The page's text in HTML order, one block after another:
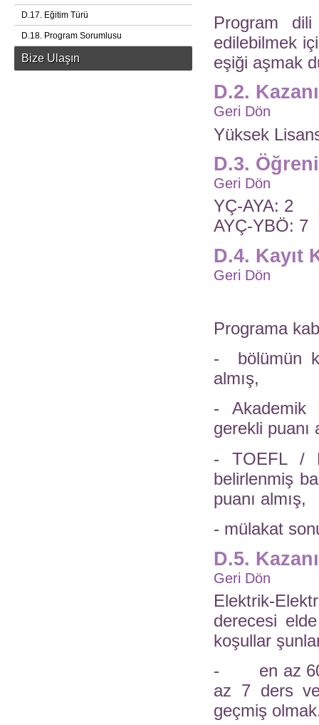
D.17. Eğitim Türü
D.18. Program Sorumlusu
Bize Ulaşın
Program
edilebilmek
eşiği aşmak
D.2.
Geri Dön
Yüksek
D.3.
Geri Dön
YÇ-AYA: 2
AYÇ-YBÖ: 7
D.4. Kayıt
Geri Dön
Programa
- bölümün
almış,
- Akademik
gerekli puanı
- TOEFL /
belirlenmiş
puanı almış,
- mülakat
D.5.
Geri Dön
Elektrik-
derecesi
koşullar
- en az 60
az 7 ders
geçmiş